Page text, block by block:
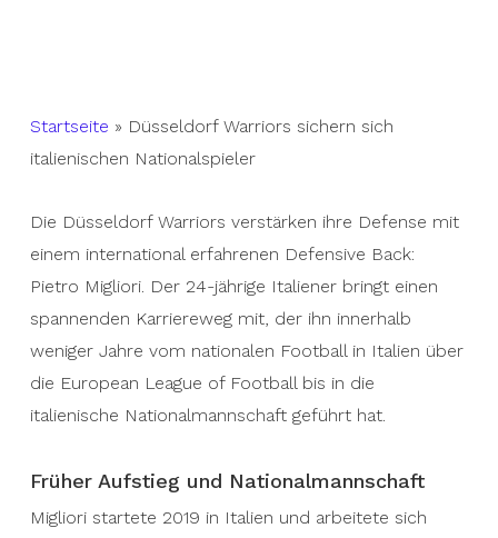
Startseite » Düsseldorf Warriors sichern sich
italienischen Nationalspieler
Die Düsseldorf Warriors verstärken ihre Defense mit
einem international erfahrenen Defensive Back:
Pietro Migliori. Der 24-jährige Italiener bringt einen
spannenden Karriereweg mit, der ihn innerhalb
weniger Jahre vom nationalen Football in Italien über
die European League of Football bis in die
italienische Nationalmannschaft geführt hat.
Früher Aufstieg und Nationalmannschaft
Migliori startete 2019 in Italien und arbeitete sich